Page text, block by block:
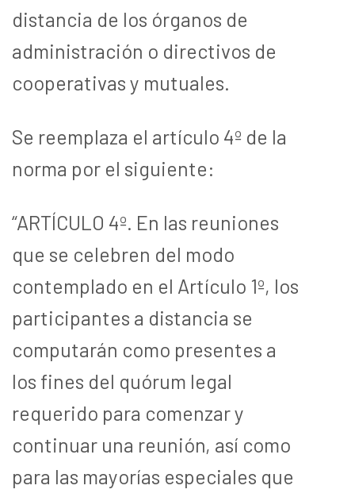
distancia de los órganos de
administración o directivos de
cooperativas y mutuales.
Se reemplaza el artículo 4º de la
norma por el siguiente:
“ARTÍCULO 4º. En las reuniones
que se celebren del modo
contemplado en el Artículo 1º, los
participantes a distancia se
computarán como presentes a
los fines del quórum legal
requerido para comenzar y
continuar una reunión, así como
para las mayorías especiales que